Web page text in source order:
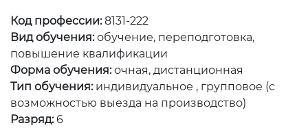
Код профессии:8131-222
Вид обучения: обучение, переподготовка,
повышение квалификации
Форма обучения: очная, дистанционная
Тип обучения: индивидуальное , групповое (с
возможностью выезда на производство)
Разряд: 6